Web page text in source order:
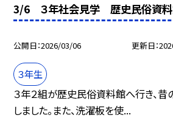
3/6 ３年社会見学 歴史民俗資
公開日 2026/03/06 更新日
３年生
３年２組が歴史民俗資料館へ行き、昔
しました。また、洗濯板を使...